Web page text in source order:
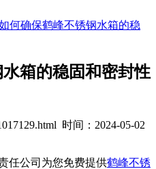
何确保鹤峰不锈钢水箱的稳
箱的稳固和密封性
时间：2024-05-02
任公司为您免费提供鹤峰不锈